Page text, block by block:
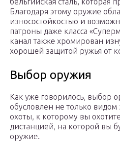
Благодаря этому оружие
износостойкостью и
патроны даже класса
канал также хромирован
хорошей защитой ружья от
Выбор оружия
Как уже говорилось, выбор
обусловлен не только
охоты, к которому вы
дистанцией, на которой вы
оружие.